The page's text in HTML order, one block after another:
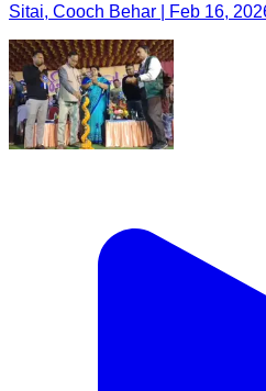
Sitai, Cooch Behar | Feb 16,